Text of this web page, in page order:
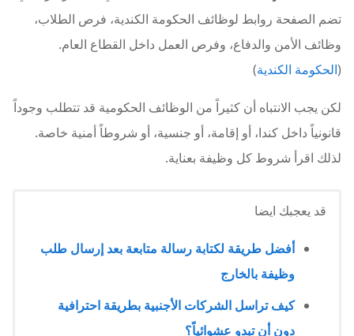
تضم الصفحة روابط لوظائف الحكومة الكندية، فرص الطلاب،
وظائف الأمن والدفاع، وفرص العمل داخل القطاع العام.
(الحكومة الكندية)
لكن يجب الانتباه أن كثيراً من الوظائف الحكومية قد تتطلب وجوداً
قانونياً داخل كندا، أو إقامة، أو جنسية، أو شروطاً أمنية خاصة.
لذلك اقرأ شروط كل وظيفة بعناية.
قد يعجبك ايضا
أفضل طريقة لكتابة رسالة متابعة بعد إرسال طلب
وظيفة بالخارج
كيف تراسل الشركات الأجنبية بطريقة احترافية
دون أن تبدو عشوائياً؟